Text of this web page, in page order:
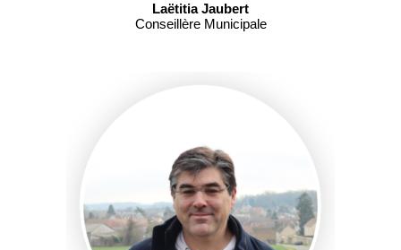
Laëtitia Jaubert
Conseillère Municipale